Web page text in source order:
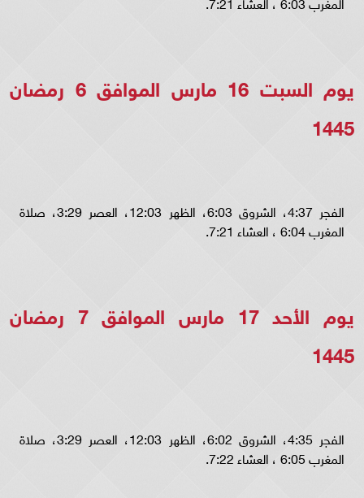
يوم السبت 16 مارس الموافق 6 رمضان
1445
الفجر 4:37، الشروق 6:03، الظهر 12:03، العصر 3:29، صلاة
المغرب 6:04 ، العشاء 7:21.
يوم الأحد 17 مارس الموافق 7 رمضان
1445
الفجر 4:35، الشروق 6:02، الظهر 12:03، العصر 3:29، صلاة
المغرب 6:05 ، العشاء 7:22.